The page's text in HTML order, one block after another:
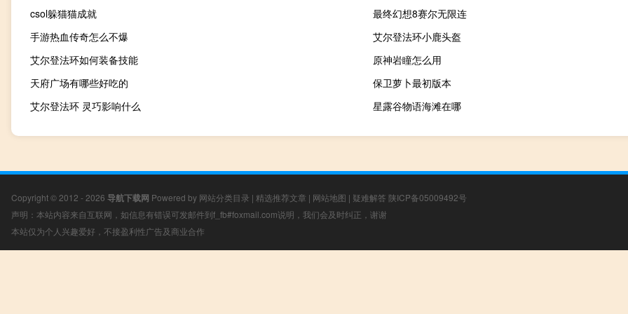
csol躲猫猫成就
最终幻想8赛尔无限连
手游热血传奇怎么不爆
艾尔登法环小鹿头盔
艾尔登法环如何装备技能
原神岩瞳怎么用
天府广场有哪些好吃的
保卫萝卜最初版本
艾尔登法环 灵巧影响什么
星露谷物语海滩在哪
Copyright © 2012 - 2026 导航下载网 Powered by 网站分类目录 | 精选推荐文章 | 网站地图 | 疑难解答 陕ICP备05009492号
声明：本站内容来自互联网，如信息有错误可发邮件到f_fb#foxmail.com说明，我们会及时纠正，谢谢
本站仅为个人兴趣爱好，不接盈利性广告及商业合作